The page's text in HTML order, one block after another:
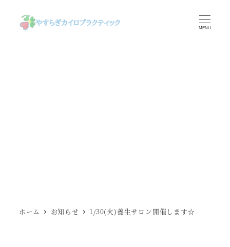
MENU
ホーム お知らせ 1/30(火)養生サロン開催します☆